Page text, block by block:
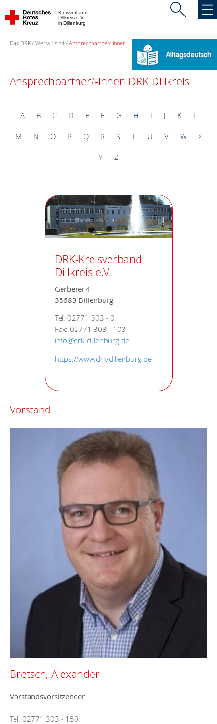
Kreisverband
Dillkreis e.V.
in Dillenburg
Das DRK Wer wir sind Ansprechpartner/-innen
Ansprechpartner/-innen DRK Dillkreis
A B C D E F G H I J K L
M N O P Q R S T U V W X
Y Z
DRK-Kreisverband
Dillkreis e.V.
Gerberei 4
35683 Dillenburg
Tel: 02771 303 - 0
Fax: 02771 303 - 103
info@drk-dillenburg.de
https://www.drk-dillenburg.de
Vorstand
Bretsch, Alexander
Vorstandsvorsitzender
Tel: 02771 303 - 150